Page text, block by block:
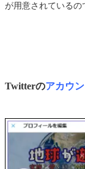
が用意されているの
Twitterのアカウ